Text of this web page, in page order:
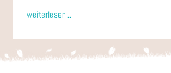
weiterlesen...